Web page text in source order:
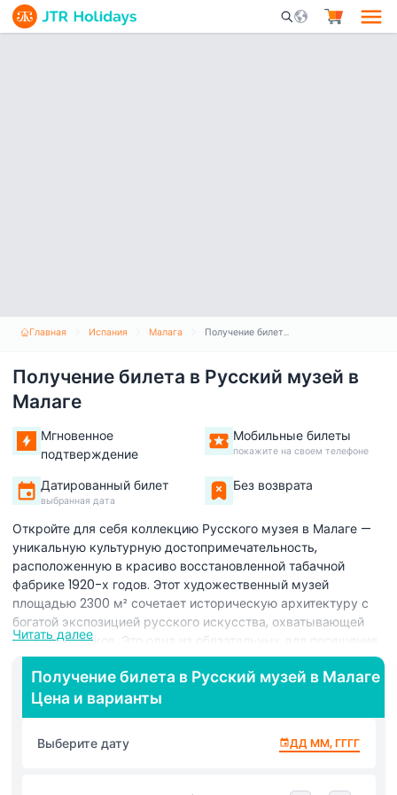
Mobile Search
Главная Испания Малага Получение билета в Русский музей в Малаге
Получение билета в Русский музей в
Малаге
Мгновенное
подтверждение
Мобильные билеты
покажите на своем телефоне
Датированный билет
выбранная дата
Без возврата
Откройте для себя коллекцию Русского музея в Малаге —
уникальную культурную достопримечательность,
расположенную в красиво восстановленной табачной
фабрике 1920-х годов. Этот художественный музей
площадью 2300 м² сочетает историческую архитектуру с
богатой экспозицией русского искусства, охватывающей
несколько веков. Это одна из обязательных для посещения
культурных достопримечательностей Малаги как для
любителей искусства, так и для туристов. Музей
представляет долгосрочные выставки, которые
обновляются каждый год, обеспечивая новый и
захватывающий опыт при каждом посещении. Вы можете
ознакомиться с шедеврами всемирно известных
Кандинский и Владимир Татлин. Эти выставки
Читать далее
Получение билета в Русский музей в Малаге
Цена и варианты
Выберите дату ДД ММ, ГГГГ